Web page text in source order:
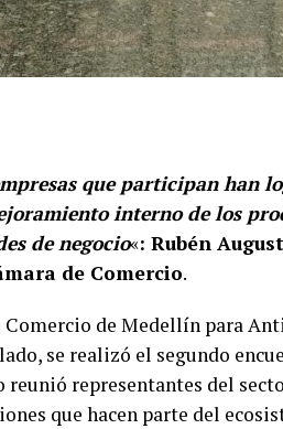
que participan han
interno de los
de negocio«: Rubén
de Comercio.
de Medellín para
se realizó el segundo
reunió representantes del
que hacen parte del